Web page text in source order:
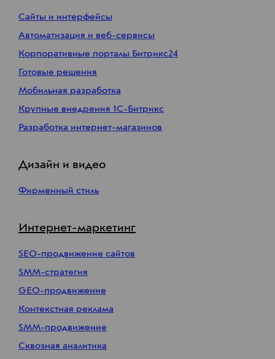
Сайты и интерфейсы
Автоматизация и веб-сервисы
Корпоративные порталы Битрикс24
Готовые решения
Мобильная разработка
Крупные внедрения 1С-Битрикс
Разработка интернет-магазинов
Дизайн и видео
Фирменный стиль
Интернет-маркетинг
SEO-продвижение сайтов
SMM-стратегия
GEO-продвижение
Контекстная реклама
SMM-продвижение
Сквозная аналитика